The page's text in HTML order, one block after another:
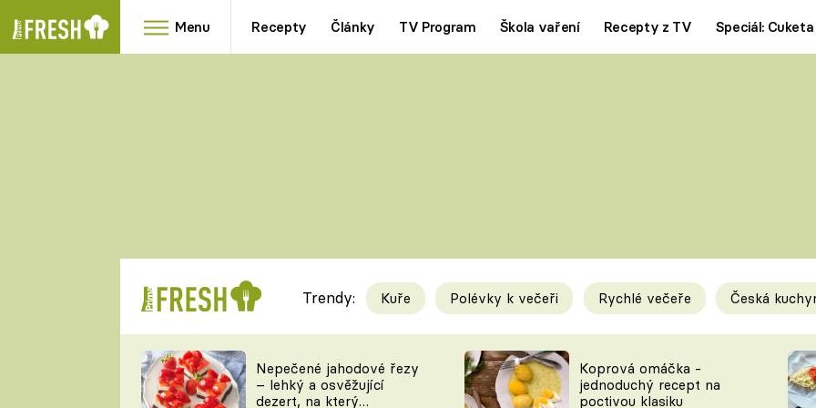
Menu Recepty Články TV Program Škola vaření Recepty z TV Speciál: Cuketa
RYCHLOVKY
Videorecepty
TEĎ VAŘÍ ŠÉF!
Tipy a triky
KAM ZA JÍDLEM
Trendy: Kuře Polévky k večeři Rychlé večeře Česká
Nepečené jahodové řezy
– lehký a osvěžující
dezert, na který
Koprová omáčka -
jednoduchý recept na
poctivou klasiku